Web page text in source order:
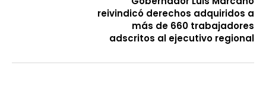
reivindicó derechos adquiridos a
más de 660 trabajadores
adscritos al ejecutivo regional